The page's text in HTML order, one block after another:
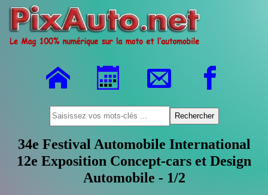
34e Festival Automobile International
12e Exposition Concept-cars et Design
Automobile - 1/2